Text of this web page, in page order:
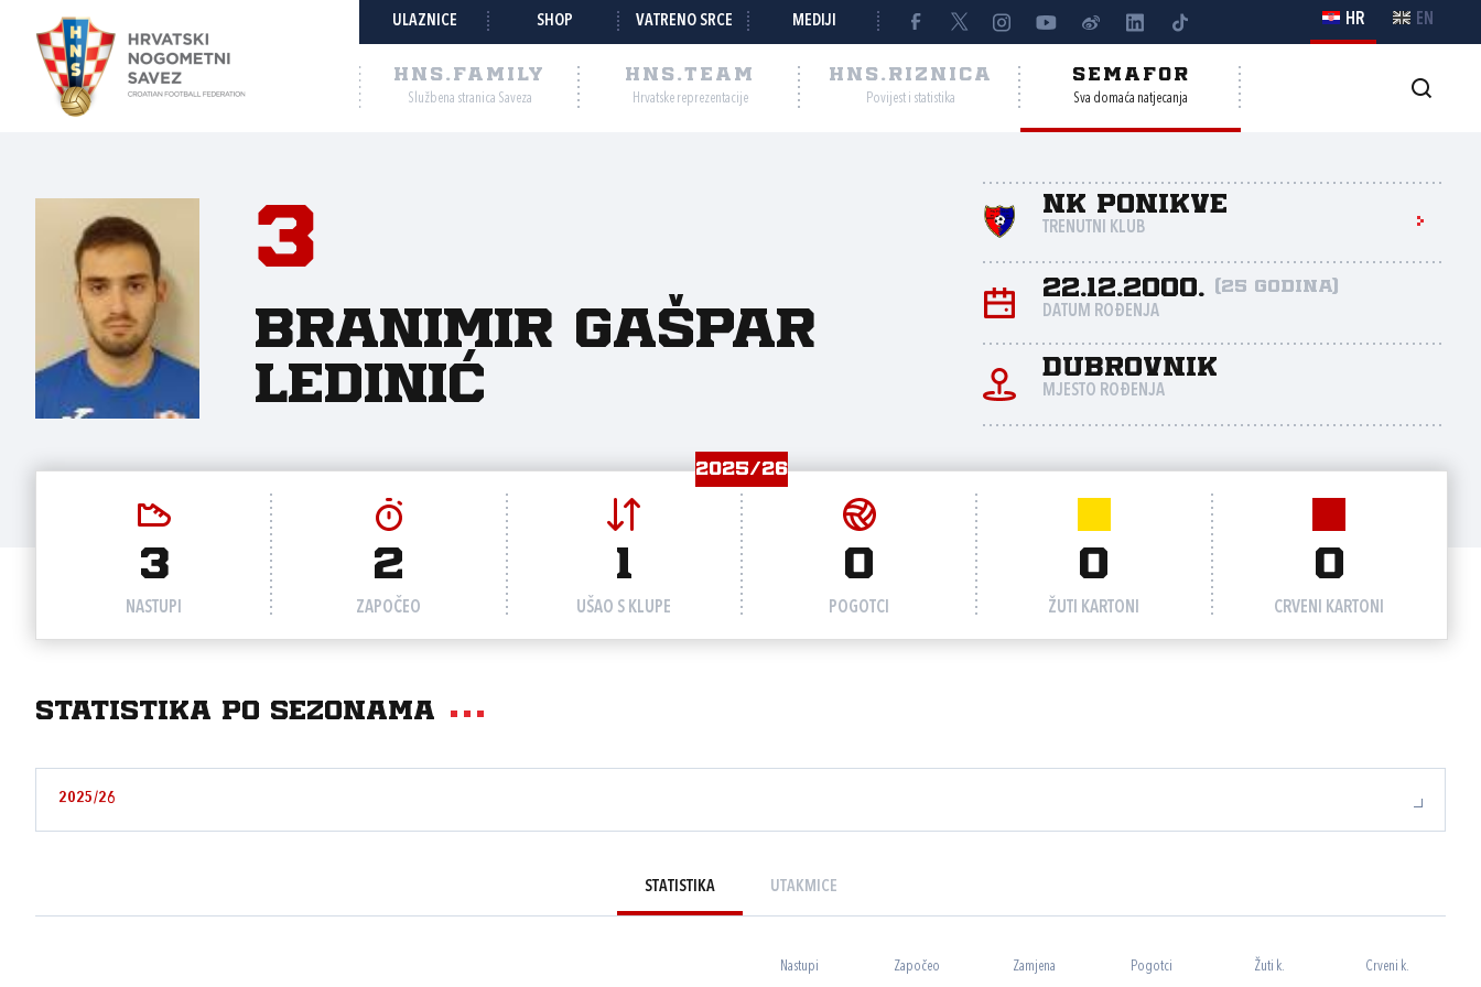
ULAZNICE SHOP VATRENO SRCE MEDIJI HR EN
HNS.FAMILY
Službena stranica Saveza
HNS.TEAM
Hrvatske reprezentacije
HNS.RIZNICA
Povijest i statistika
SEMAFOR
Sva domaća natjecanja
3
Branimir Gašpar
Ledinić
NK Ponikve
TRENUTNI KLUB
22.12.2000. (25 godina)
DATUM ROĐENJA
Dubrovnik
MJESTO ROĐENJA
2025/26
3
NASTUPI
2
ZAPOČEO
1
UŠAO S KLUPE
0
POGOTCI
0
ŽUTI KARTONI
0
CRVENI KARTONI
Statistika po sezonama
2025/26
STATISTIKA UTAKMICE
Nastupi Započeo Zamjena Pogotci Žuti k. Crveni k.